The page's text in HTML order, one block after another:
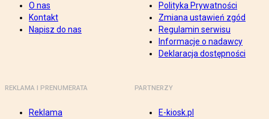
O nas
Kontakt
Napisz do nas
Polityka Prywatności
Zmiana ustawień zgód
Regulamin serwisu
Informacje o nadawcy
Deklaracja dostępności
REKLAMA I PRENUMERATA
Reklama
PARTNERZY
E-kiosk.pl